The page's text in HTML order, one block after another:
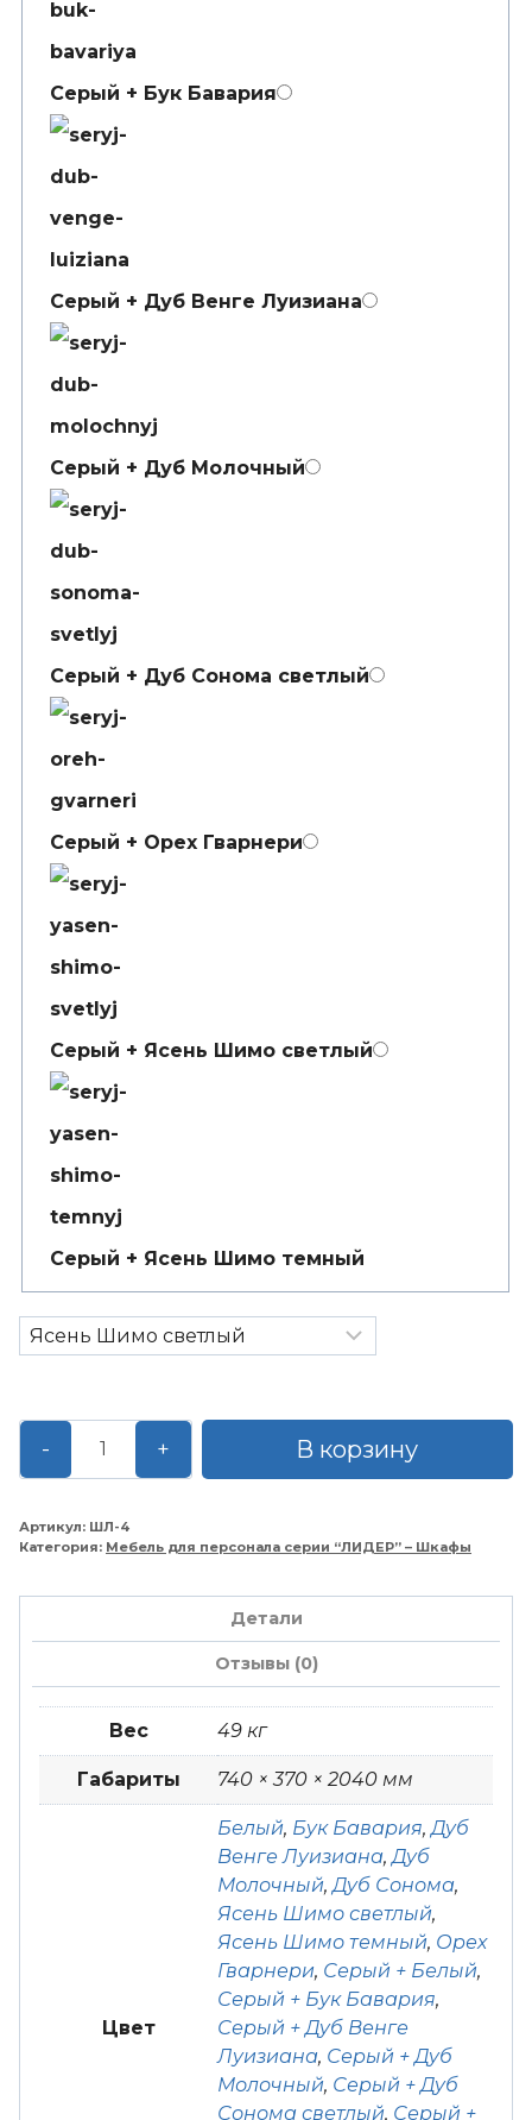
Серый + Бук Бавария
Серый + Дуб Венге Луизиана
Серый + Дуб Молочный
Серый + Дуб Сонома светлый
Серый + Орех Гварнери
Серый + Ясень Шимо светлый
Серый + Ясень Шимо темный
-
широкий
740*370*2040
+ В корзину
Артикул: ШЛ-4
Категория: Мебель для персонала серии “ЛИДЕР” – Шкафы
Детали
Отзывы (0)
Вес 49 кг
Габариты 740 × 370 × 2040 мм
Цвет
Белый, Бук Бавария,Дуб
Венге Луизиана,Дуб
Молочный,Дуб Сонома,
Ясень Шимо светлый,
Ясень Шимо темный, Орех
Гварнери, Серый + Белый,
Серый + Бук Бавария,
Серый + Дуб Венге
Луизиана, Серый + Дуб
Молочный, Серый + Дуб
Сонома светлый, Серый +